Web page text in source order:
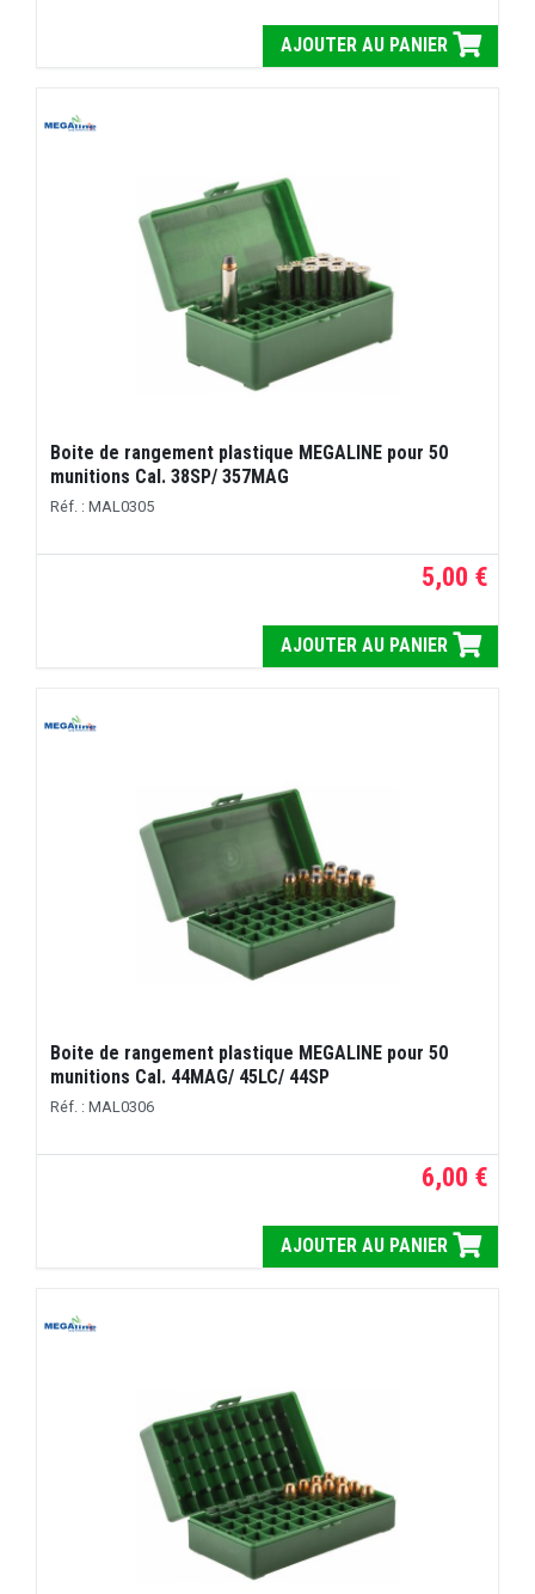
AJOUTER AU PANIER
Boite de rangement plastique MEGALINE pour 50
munitions Cal. 38SP/ 357MAG
Réf. : MAL0305
5,00 €
AJOUTER AU PANIER
Boite de rangement plastique MEGALINE pour 50
munitions Cal. 44MAG/ 45LC/ 44SP
Réf. : MAL0306
6,00 €
AJOUTER AU PANIER